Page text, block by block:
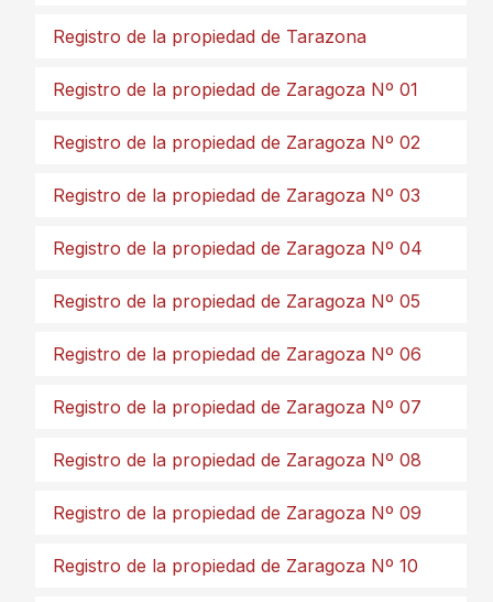
Registro de la propiedad de Tarazona
Registro de la propiedad de Zaragoza Nº 01
Registro de la propiedad de Zaragoza Nº 02
Registro de la propiedad de Zaragoza Nº 03
Registro de la propiedad de Zaragoza Nº 04
Registro de la propiedad de Zaragoza Nº 05
Registro de la propiedad de Zaragoza Nº 06
Registro de la propiedad de Zaragoza Nº 07
Registro de la propiedad de Zaragoza Nº 08
Registro de la propiedad de Zaragoza Nº 09
Registro de la propiedad de Zaragoza Nº 10